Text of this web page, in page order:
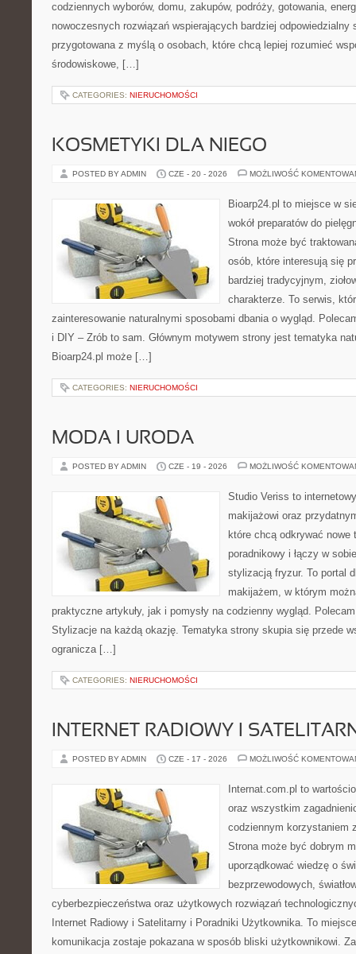
codziennych wyborów, domu, zakupów, podróży, gotowania,
nowoczesnych rozwiązań wspierających bardziej odpowiedzialny
przygotowana z myślą o osobach, które chcą lepiej rozumieć
środowiskowe, […]
CATEGORIES: NIERUCHOMOŚCI
KOSMETYKI DLA NIEGO
POSTED BY ADMIN CZE - 20 - 2026 MOŻLIWOŚĆ
Bioarp24.pl to miejsce w
wokół preparatów do
Strona może być
osób, które interesują się
bardziej tradycyjnym,
charakterze. To serwis,
zainteresowanie naturalnymi sposobami dbania o wygląd.
i DIY – Zrób to sam. Głównym motywem strony jest tematyka
Bioarp24.pl może […]
CATEGORIES: NIERUCHOMOŚCI
MODA I URODA
POSTED BY ADMIN CZE - 19 - 2026 MOŻLIWOŚĆ
Studio Veriss to
makijażowi oraz
które chcą odkrywać nowe
poradnikowy i łączy w
stylizacją fryzur. To portal
makijażem, w którym
praktyczne artykuły, jak i pomysły na codzienny wygląd.
Stylizacje na każdą okazję. Tematyka strony skupia się przede
ogranicza […]
CATEGORIES: NIERUCHOMOŚCI
INTERNET RADIOWY I
POSTED BY ADMIN CZE - 17 - 2026 MOŻLIWOŚĆ
Internat.com.pl to
oraz wszystkim
codziennym korzystaniem
Strona może być dobrym
uporządkować wiedzę o
bezprzewodowych,
cyberbezpieczeństwa oraz użytkowych rozwiązań
Internet Radiowy i Satelitarny i Poradniki Użytkownika. To
komunikacja zostaje pokazana w sposób bliski użytkownikowi.